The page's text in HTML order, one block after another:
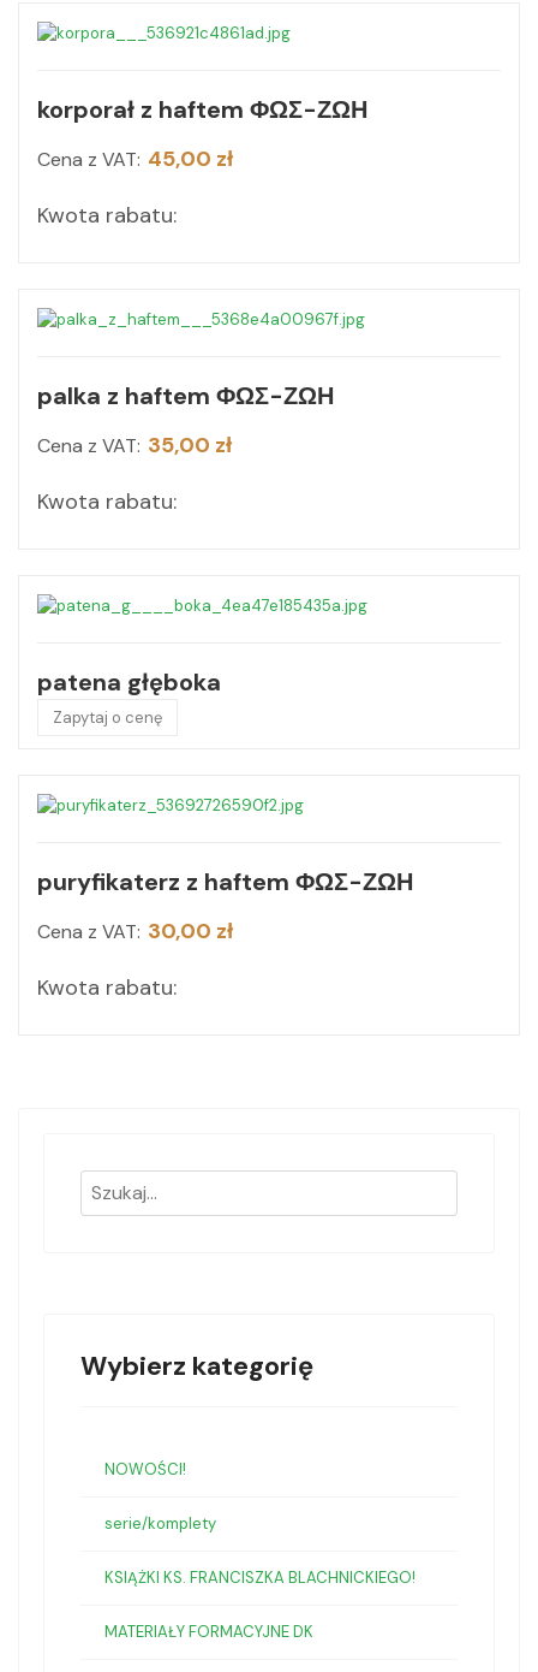
korporał z haftem ΦΩΣ-ΖΩΗ
Cena z VAT: 45,00 zł
Kwota rabatu:
palka z haftem ΦΩΣ-ΖΩΗ
Cena z VAT: 35,00 zł
Kwota rabatu:
patena głęboka
Zapytaj o cenę
puryfikaterz z haftem ΦΩΣ-ΖΩΗ
Cena z VAT: 30,00 zł
Kwota rabatu:
Wybierz kategorię
NOWOŚCI!
serie/komplety
KSIĄŻKI KS. FRANCISZKA BLACHNICKIEGO!
MATERIAŁY FORMACYJNE DK